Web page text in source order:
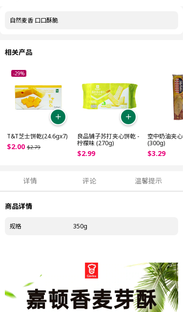
自然麦香 口口酥脆
相关产品
-29%
T&T芝士饼乾(24.6gx7)
$2.00 $2.79
良品铺子苏打夹心饼乾 -
柠檬味 (270g)
$2.99
空中奶油夹心
(300g)
$3.29
详情 评论 温馨提示
商品详情
规格 350g